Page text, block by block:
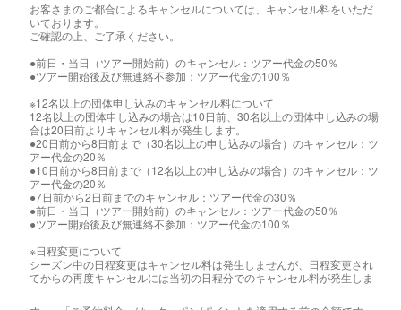
お客さまのご都合によるキャンセルについては、キャンセル料をいただ
いております。
ご確認の上、ご了承ください。
●前日・当日（ツアー開始前）のキャンセル：ツアー代金の50％
●ツアー開始後及び無連絡不参加：ツアー代金の100％
※12名以上の団体申し込みのキャンセル料について
12名以上の団体申し込みの場合は10日前、30名以上の団体申し込みの場
合は20日前よりキャンセル料が発生します。
●20日前から8日前まで（30名以上の申し込みの場合）のキャンセル：ツ
アー代金の20％
●10日前から8日前まで（12名以上の申し込みの場合）のキャンセル：ツ
アー代金の20％
●7日前から2日前までのキャンセル：ツアー代金の30％
●前日・当日（ツアー開始前）のキャンセル：ツアー代金の50％
●ツアー開始後及び無連絡不参加：ツアー代金の100％
※日程変更について
シーズン中の日程変更はキャンセル料は発生しませんが、日程変更され
てからの再度キャンセルには当初の日程分でのキャンセル料が発生しま